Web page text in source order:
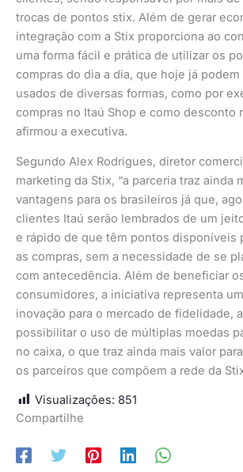
trocas de pontos stix. Além de gerar
integração com a Stix proporciona ao
uma forma fácil e prática de utilizar os
compras do dia a dia, que hoje já podem
usados de diversas formas, como por
compras no Itaú Shop e como desconto
afirmou a executiva.
Segundo Alex Rodrigues, diretor
marketing da Stix, “a parceria traz ainda
vantagens para os brasileiros já que,
clientes Itaú serão lembrados de um
e rápido de que têm pontos disponíveis
as compras, sem a necessidade de se
com antecedência. Além de beneficiar
consumidores, a iniciativa representa
inovação para o mercado de fidelidade,
possibilitar o uso de múltiplas moedas
no caixa, o que traz ainda mais valor
os parceiros que compõem a rede da
Visualizações: 851
Compartilhe